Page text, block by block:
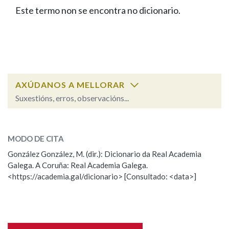
FIGURAS HOMENAXEADAS
PORTAL DAS PALABRAS
Facebook
TwitterYoutubeInstagram
Bluesky
BUSCAR NOS LEMAS
Remata por
BUSCAR NO CONTIDO
Nas definicións
Este termo non se encontra no dicionario.
AXÚDANOS A MELLORAR
Suxestións, erros, observacións...
Observación
Nome
MODO DE CITA
González González, M. (dir.): Dicionario da Real Academia
Galega. A Coruña: Real Academia Galega.
<https://academia.gal/dicionario> [Consultado: <data>]